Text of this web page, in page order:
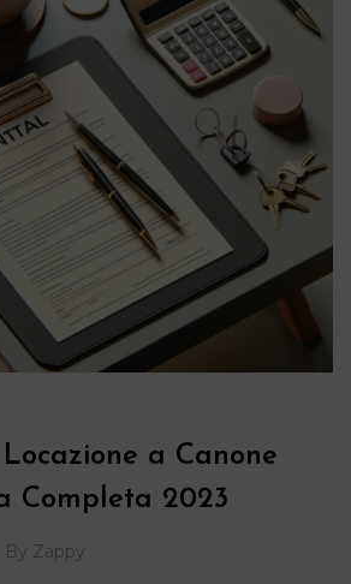
a Canone
Completa 2023
By Zappy